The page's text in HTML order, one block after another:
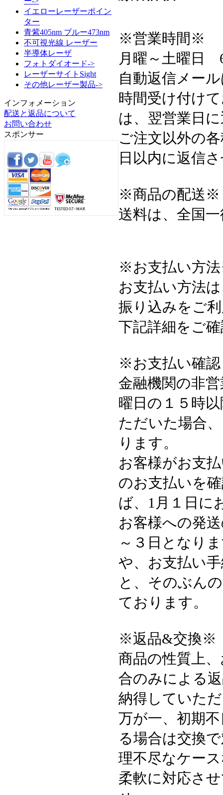
イエローレーザーポイン
ター
青紫405nm ブルー473nm
不可視光線 レーザー
半導体レーザ
フォトダイオード->
レーザーサイトSight
その他レーザー製品->
インフォメーション
配送と返品について
お問い合わせ
スポンサー
※営業時間※
月曜～土曜日
自動返信メー
時間受け付け
は、翌営業日
ご注文以外の
日以内に返信
※商品の配送※
送料は、全国
※お支払い方
お支払い方法
振り込みをご
下記詳細をご
※お支払い確
金融機関の非
曜日の１５時
ただいた場合
ります。
お客様がお支
のお支払いを
ば、1月１日に
お客様への発
～３日となり
や、お支払い
と、そのぶん
ております。
※返品&交換※
商品の性質上
合のみによる
納得していた
万が一、初期
る場合は交換
理不尽なケー
柔軟に対応さ